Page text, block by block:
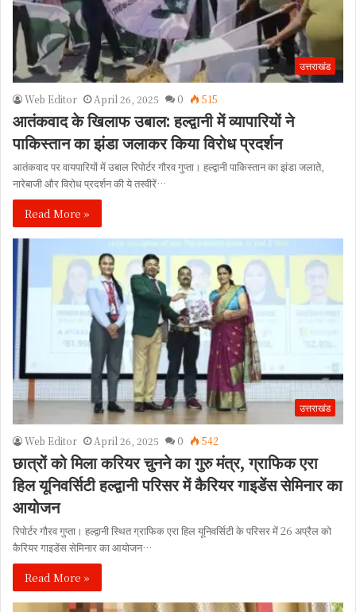
उत्तराखंड
Web Editor April 26, 2025 0 515
आतंकवाद के खिलाफ उबाल: हल्द्वानी में व्यापारियों ने
पाकिस्तान का झंडा जलाकर किया विरोध प्रदर्शन
आतंकवाद पर वायपारियों में उबाल रिपोर्टर गौरव गुप्ता। हल्द्वानी पाकिस्तान का झंडा जलाते,
नारेबाजी और विरोध प्रदर्शन की ये तस्वीरें…
Read More »
उत्तराखंड
Web Editor April 26, 2025 0 542
छात्रों को मिला करियर चुनने का गुरु मंत्र, ग्राफिक एरा
हिल यूनिवर्सिटी हल्द्वानी परिसर में कैरियर गाइडेंस सेमिनार का
आयोजन
रिपोर्टर गौरव गुप्ता। हल्द्वानी स्थित ग्राफिक एरा हिल यूनिवर्सिटी के परिसर में 26 अप्रैल को
कैरियर गाइडेंस सेमिनार का आयोजन…
Read More »